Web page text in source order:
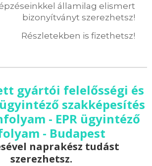
államilag elismert
bizonyítványt szerezhetsz!
Részletekben is fizethetsz!
gyártói felelősségi és
szakképesítés
- EPR ügyintéző
- Budapest
naprakész tudást
szerezhetsz.